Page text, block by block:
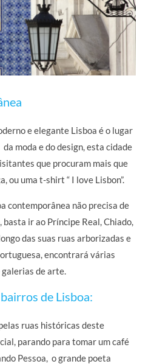
e elegante Lisboa é o lugar
moda e do design, esta cidade
que procuram mais que
ou uma t-shirt “ I love Lisbon”.
contemporânea não precisa de
ir ao Príncipe Real, Chiado,
das suas ruas arborizadas e
encontrará várias
de arte.
de Lisboa:
ruas históricas deste
parando para tomar um café
Pessoa, o grande poeta